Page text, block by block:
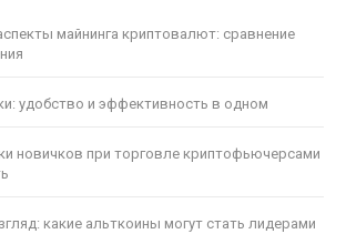
майнинга криптовалют: сравнение
удобство и эффективность в одном
новичков при торговле криптофьючерсами
какие альткоины могут стать лидерами